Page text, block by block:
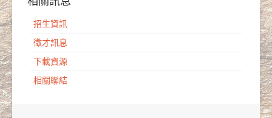
招生資訊
徵才訊息
下載資源
相關聯結